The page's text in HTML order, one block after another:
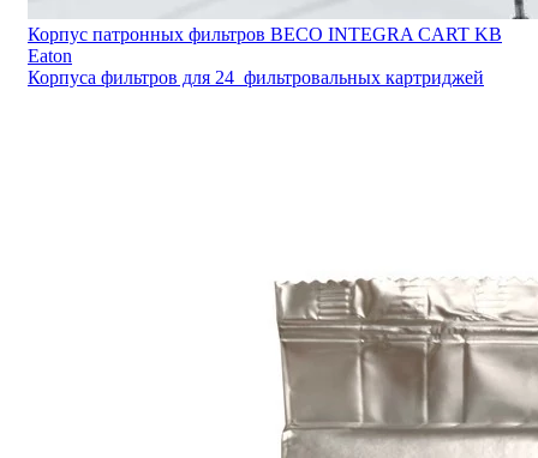
Корпус патронных фильтров BECO INTEGRA CART KB
Eaton
Корпуса фильтров для 24 фильтровальных картриджей